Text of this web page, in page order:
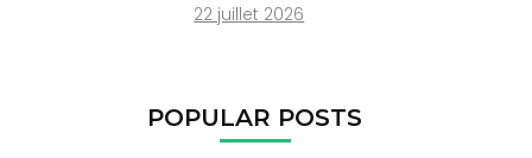
22 juillet 2026
POPULAR POSTS